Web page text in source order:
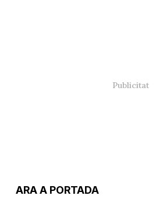
ARA A PORTADA